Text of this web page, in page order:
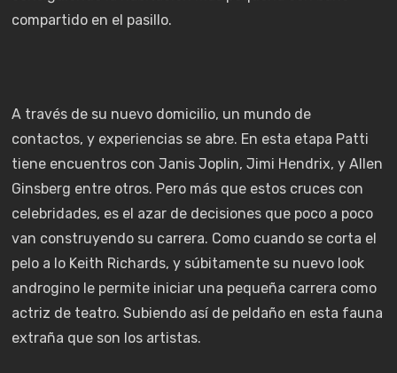
compartido en el pasillo.
A través de su nuevo domicilio, un mundo de
contactos, y experiencias se abre. En esta etapa Patti
tiene encuentros con Janis Joplin, Jimi Hendrix, y Allen
Ginsberg entre otros. Pero más que estos cruces con
celebridades, es el azar de decisiones que poco a poco
van construyendo su carrera. Como cuando se corta el
pelo a lo Keith Richards, y súbitamente su nuevo look
androgino le permite iniciar una pequeña carrera como
actriz de teatro. Subiendo así de peldaño en esta fauna
extraña que son los artistas.